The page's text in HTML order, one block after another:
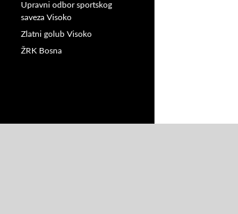
Upravni odbor sportskog
saveza Visoko
Zlatni golub Visoko
ŽRK Bosna